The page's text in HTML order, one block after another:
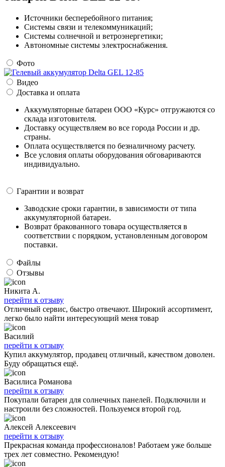
Источники бесперебойного питания;
Системы связи и телекоммуникаций;
Системы солнечной и ветроэнергетики;
Автономные системы электроснабжения.
Фото
Видео
Доставка и оплата
Аккумуляторные батареи ООО «Курс» отгружаются со
склада изготовителя.
Доставку осуществляем во все города России и др.
страны.
Оплата осуществляется по безналичному расчету.
Все условия оплаты оборудования обговариваются
индивидуально.
Гарантии и возврат
Заводские сроки гарантии, в зависимости от типа
аккумуляторной батареи.
Возврат бракованного товара осуществляется в
соответствии с порядком, установленным договором
поставки.
Файлы
Отзывы
Никита А.
перейти к отзыву
Отличный сервис, быстро отвечают. Широкий ассортимент,
легко было найти интересующий меня товар
Василий
перейти к отзыву
Купил аккумулятор, продавец отличный, качеством доволен.
Буду обращаться ещё.
Василиса Романова
перейти к отзыву
Покупали батареи для солнечных панелей. Подключили и
настроили без сложностей. Пользуемся второй год.
Алексей Алексеевич
перейти к отзыву
Прекрасная команда профессионалов! Работаем уже больше
трех лет совместно. Рекомендую!